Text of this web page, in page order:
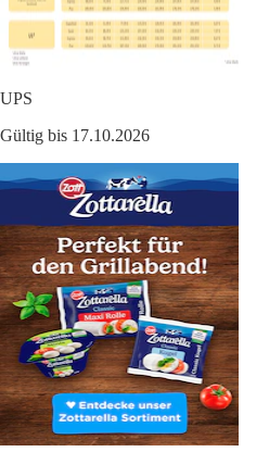
UPS
Gültig bis 17.10.2026